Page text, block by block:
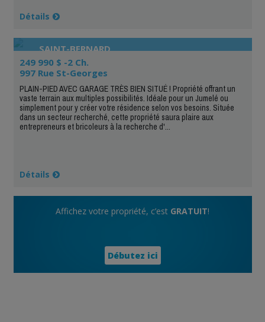
Détails
SAINT-BERNARD
249 990 $ -2 Ch.
997 Rue St-Georges
PLAIN-PIED AVEC GARAGE TRÈS BIEN SITUÉ ! Propriété offrant un
vaste terrain aux multiples possibilités. Idéale pour un Jumelé ou
simplement pour y créer votre résidence selon vos besoins. Située
dans un secteur recherché, cette propriété saura plaire aux
entrepreneurs et bricoleurs à la recherche d'...
Détails
Affichez votre propriété, c’est GRATUIT!
Débutez ici